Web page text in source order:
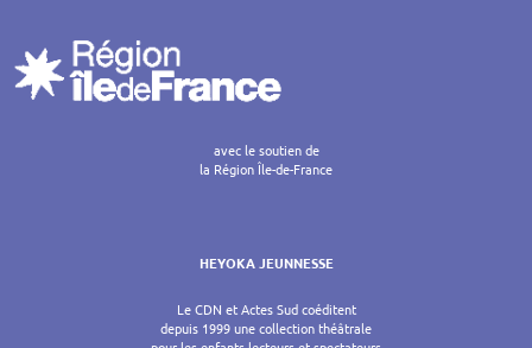
avec le soutien de
la Région Île-de-France
HEYOKA JEUNNESSE
Le CDN et Actes Sud coéditent
depuis 1999 une collection théâtrale